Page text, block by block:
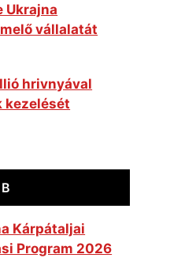
Ukrajna
vállalatát
hrivnyával
kezelését
Kárpátaljai
Program 2026